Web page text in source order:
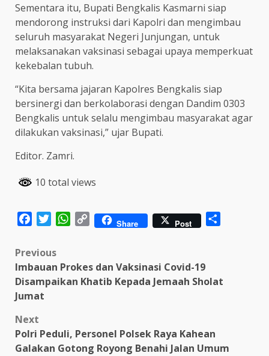
Sementara itu, Bupati Bengkalis Kasmarni siap
mendorong instruksi dari Kapolri dan mengimbau
seluruh masyarakat Negeri Junjungan, untuk
melaksanakan vaksinasi sebagai upaya memperkuat
kekebalan tubuh.
“Kita bersama jajaran Kapolres Bengkalis siap
bersinergi dan berkolaborasi dengan Dandim 0303
Bengkalis untuk selalu mengimbau masyarakat agar
dilakukan vaksinasi,” ujar Bupati.
Editor. Zamri.
10 total views
FacebookTwitterWhatsApp
Copy Share Post
Post
navigation
Previous
Imbauan Prokes dan Vaksinasi Covid-19
Disampaikan Khatib Kepada Jemaah Sholat
Jumat
Next
Polri Peduli, Personel Polsek Raya Kahean
Galakan Gotong Royong Benahi Jalan Umum